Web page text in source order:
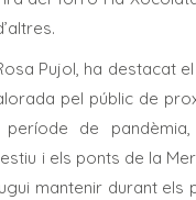
Pujol, ha destacat
pel públic de
de pandèmia,
i els ponts de la
mantenir durant